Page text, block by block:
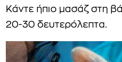
Κάντε ήπιο μασάζ στη
20-30 δευτερόλεπτα.